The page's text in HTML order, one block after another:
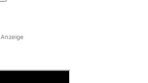
Anzeige